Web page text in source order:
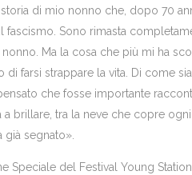
di mio nonno che, dopo 70
Sono rimasta
Ma la cosa che più mi ha
farsi strappare la vita. Di come
che fosse importante
brillare, tra la neve che copre
già segnato».
Speciale del Festival Young